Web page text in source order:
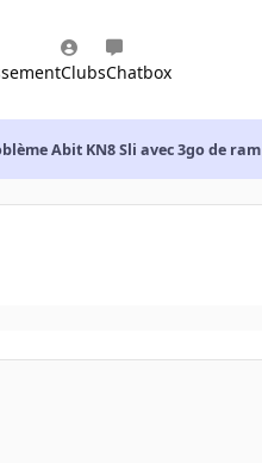
ClubsChatbox
Abit KN8 Sli avec 3go de ram